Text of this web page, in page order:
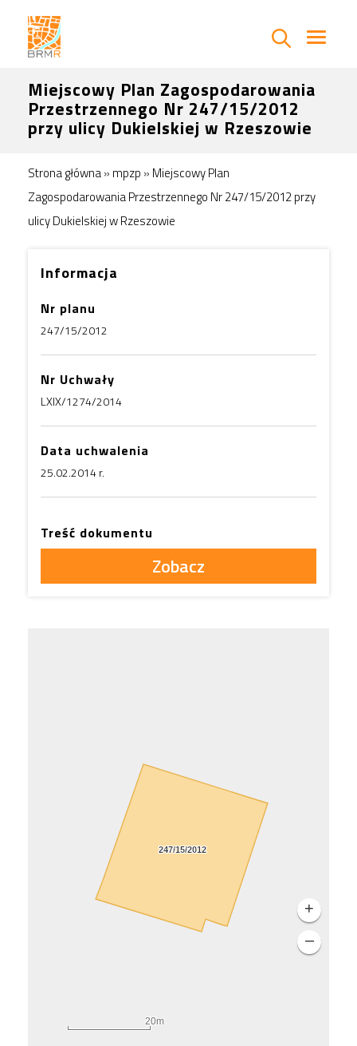
Miejscowy Plan Zagospodarowania
Przestrzennego Nr 247/15/2012
przy ulicy Dukielskiej w Rzeszowie
Strona główna» mpzp » Miejscowy Plan
Zagospodarowania Przestrzennego Nr 247/15/2012 przy
ulicy Dukielskiej w Rzeszowie
Informacja
Nr planu
247/15/2012
Nr Uchwały
LXIX/1274/2014
Data uchwalenia
25.02.2014 r.
Treść dokumentu
Zobacz